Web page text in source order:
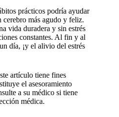
prácticos podría ayudar
cerebro más agudo y feliz.
vida duradera y sin estrés
constantes. Al fin y al
día, ¡y el alivio del estrés
artículo tiene fines
el asesoramiento
a su médico si tiene
médica.